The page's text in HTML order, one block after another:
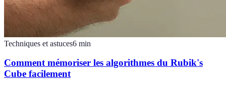
Techniques et astuces6 min
Comment mémoriser les algorithmes du Rubik's
Cube facilement